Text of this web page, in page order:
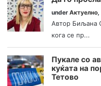
under Актуелно,
Автор Биљана
кога се пр...
Пукале со
куќата на
Тетово